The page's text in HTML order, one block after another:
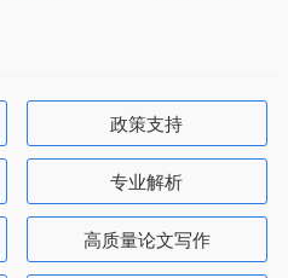
政策支持
专业解析
高质量论文写作